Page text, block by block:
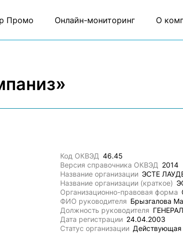
Промо Онлайн-мониторинг О
Код ОКВЭД 46.45
Версия справочника ОКВЭД 2014
Название организации ЭСТЕ
Название организации (краткое)
Организационно-правовая форма
ФИО руководителя Брызгалова
Должность руководителя
Дата регистрации 24.04.2003
Статус организации Действующая